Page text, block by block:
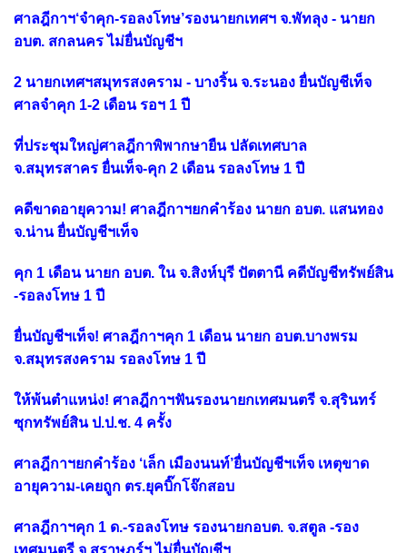
ศาลฎีกาฯ‘จำคุก-รอลงโทษ’รองนายกเทศฯ จ.พัทลุง - นายก
อบต. สกลนคร ไม่ยื่นบัญชีฯ
2 นายกเทศฯสมุทรสงคราม - บางริ้น จ.ระนอง ยื่นบัญชีเท็จ
ศาลจำคุก 1-2 เดือน รอฯ 1 ปี
ที่ประชุมใหญ่ศาลฎีกาพิพากษายืน ปลัดเทศบาล
จ.สมุทรสาคร ยื่นเท็จ-คุก 2 เดือน รอลงโทษ 1 ปี
คดีขาดอายุความ! ศาลฎีกาฯยกคำร้อง นายก อบต. แสนทอง
จ.น่าน ยื่นบัญชีฯเท็จ
คุก 1 เดือน นายก อบต. ใน จ.สิงห์บุรี ปัตตานี คดีบัญชีทรัพย์สิน
-รอลงโทษ 1 ปี
ยื่นบัญชีฯเท็จ! ศาลฎีกาฯคุก 1 เดือน นายก อบต.บางพรม
จ.สมุทรสงคราม รอลงโทษ 1 ปี
ให้พ้นตำแหน่ง! ศาลฎีกาฯฟันรองนายกเทศมนตรี จ.สุรินทร์
ซุกทรัพย์สิน ป.ป.ช. 4 ครั้ง
ศาลฎีกาฯยกคำร้อง ‘เล็ก เมืองนนท์’ยื่นบัญชีฯเท็จ เหตุขาด
อายุความ-เคยถูก ตร.ยุคบิ๊กโจ๊กสอบ
ศาลฎีกาฯคุก 1 ด.-รอลงโทษ รองนายกอบต. จ.สตูล -รอง